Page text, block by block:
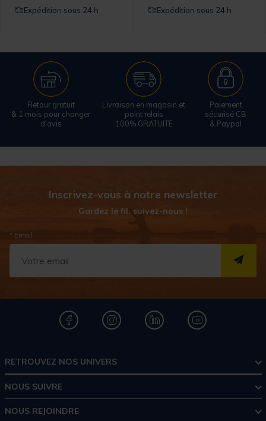
Expédition sous 24 h Expédition sous 24 h
Retour gratuit
& 1 mois pour changer
d'avis
Livraison en magasin et
point relais
100% GRATUITE
Paiement
sécurisé CB
& Paypal
Inscrivez-vous à notre newsletter
Gardez le fil, suivez-nous !
* Email
RETROUVEZ NOS UNIVERS
NOUS SUIVRE
NOUS REJOINDRE